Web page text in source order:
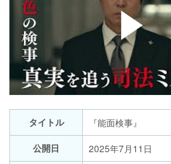
タイトル
『能面検事』
公開日
2025年7月11日